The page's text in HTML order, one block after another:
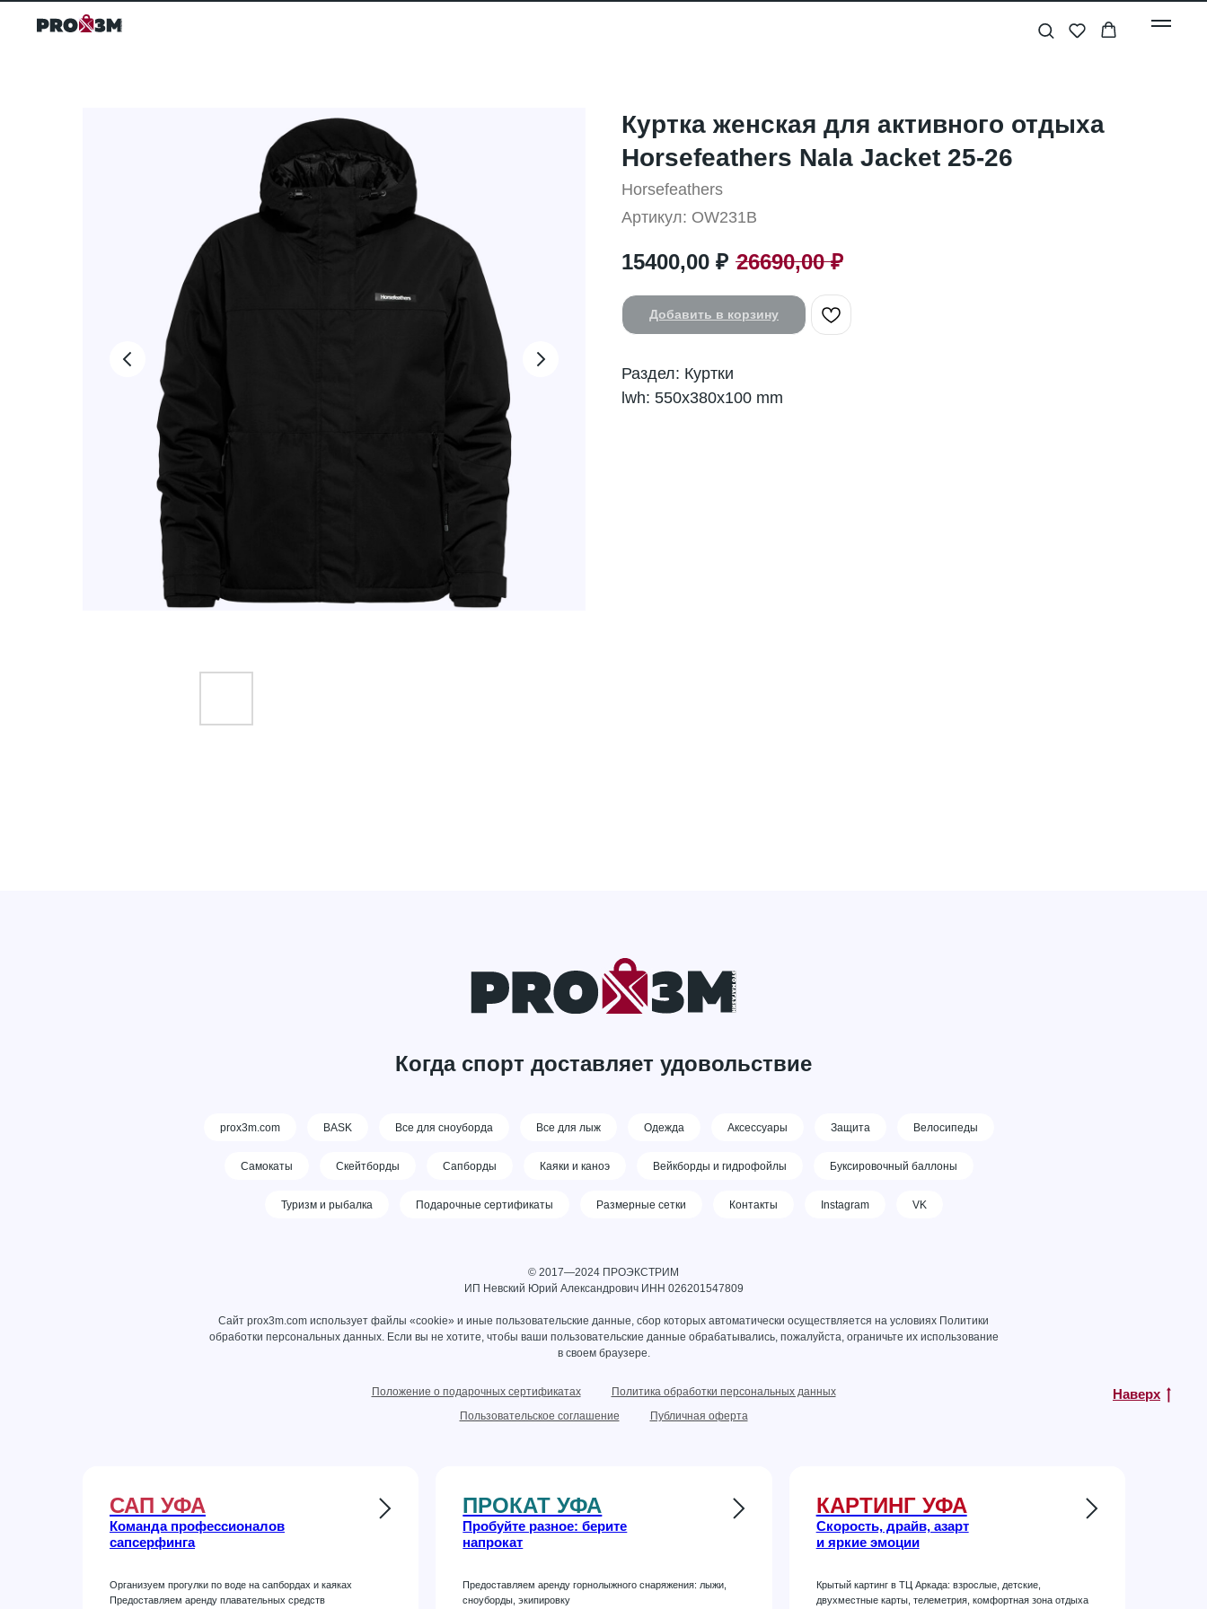
Куртка женская для активного отдыха
Horsefeathers Nala Jacket 25-26
Horsefeathers
Артикул: OW231B
15400,00 ₽ 26690,00 ₽
Добавить в корзину
Раздел: Куртки
lwh: 550x380x100 mm
Когда спорт доставляет удовольствие
prox3m.com BASK Все для сноуборда Все для лыж Одежда Аксессуары Защита Велосипеды
Самокаты Скейтборды Сапборды Каяки и каноэ Вейкборды и гидрофойлы Буксировочный баллоны
Туризм и рыбалка Подарочные сертификаты Размерные сетки Контакты Instagram VK
© 2017—2024 ПРОЭКСТРИМ
ИП Невский Юрий Александрович ИНН 026201547809
Сайт prox3m.com использует файлы «cookie» и иные пользовательские данные, сбор которых автоматически осуществляется на условиях Политики
обработки персональных данных. Если вы не хотите, чтобы ваши пользовательские данные обрабатывались, пожалуйста, ограничьте их использование
в своем браузере.
Положение о подарочных сертификатах
Политика обработки персональных данных
Пользовательское соглашение
Публичная оферта
Наверх
САП УФА
Команда профессионалов
сапсерфинга
Организуем прогулки по воде на сапбордах и каяках
Предоставляем аренду плавательных средств
ПРОКАТ УФА
Пробуйте разное: берите
напрокат
Предоставляем аренду горнолыжного снаряжения: лыжи,
сноуборды, экипировку
КАРТИНГ УФА
Скорость, драйв, азарт
и яркие эмоции
Крытый картинг в ТЦ Аркада: взрослые, детские,
двухместные карты, телеметрия, комфортная зона отдыха